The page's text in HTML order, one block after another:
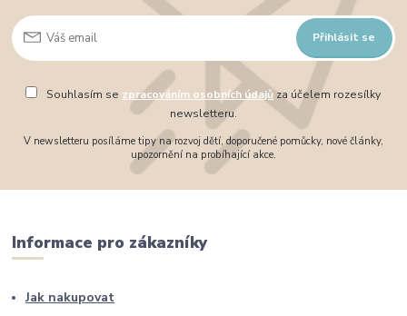
Přihlásit se
Souhlasím se zpracováním osobních údajůza účelem rozesílky
newsletteru.
V newsletteru posíláme tipy na rozvoj dětí, doporučené pomůcky, nové články,
upozornění na probíhající akce.
Informace pro zákazníky
Jak nakupovat